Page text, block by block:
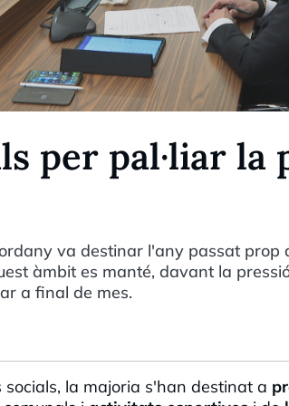
per pal·liar la
va destinar l'any passat prop
àmbit es manté, davant la
a final de mes.
socials, la majoria s'han destinat a